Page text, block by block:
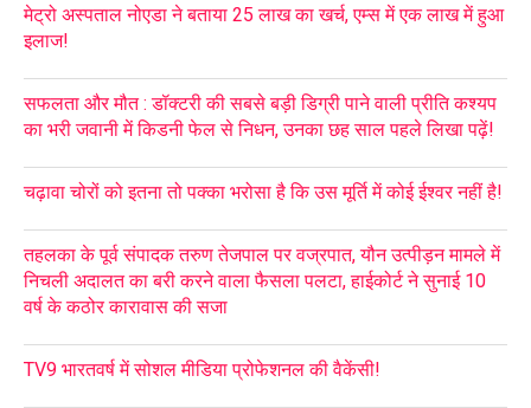
मेट्रो अस्पताल नोएडा ने बताया 25 लाख का खर्च, एम्स में एक लाख में हुआ
इलाज!
सफलता और मौत : डॉक्टरी की सबसे बड़ी डिग्री पाने वाली प्रीति कश्यप
का भरी जवानी में किडनी फेल से निधन, उनका छह साल पहले लिखा पढ़ें!
चढ़ावा चोरों को इतना तो पक्का भरोसा है कि उस मूर्ति में कोई ईश्वर नहीं है!
तहलका के पूर्व संपादक तरुण तेजपाल पर वज्रपात, यौन उत्पीड़न मामले में
निचली अदालत का बरी करने वाला फैसला पलटा, हाईकोर्ट ने सुनाई 10
वर्ष के कठोर कारावास की सजा
TV9 भारतवर्ष में सोशल मीडिया प्रोफेशनल की वैकेंसी!